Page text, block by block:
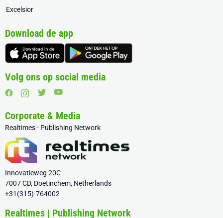
Excelsior
Download de app
Volg ons op social media
Corporate & Media
Realtimes - Publishing Network
Innovatieweg 20C
7007 CD, Doetinchem, Netherlands
+31(315)-764002
Realtimes | Publishing Network